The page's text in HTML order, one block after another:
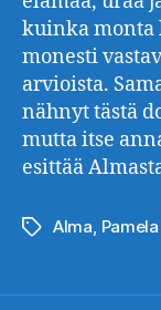
kuinka monta
monesti
arvioista.
nähnyt tästä
mutta itse
esittää
Avainsanat
Alma,